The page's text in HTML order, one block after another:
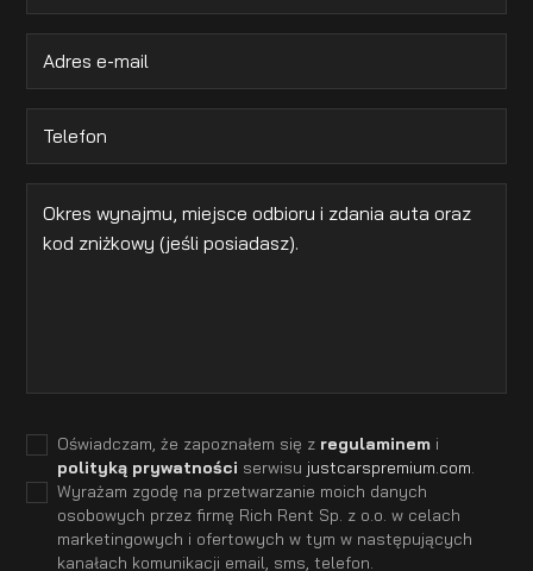
Oświadczam, że zapoznałem się z regulaminemi
polityką prywatności serwisu justcarspremium.com
Wyrażam zgodę na przetwarzanie moich danych
osobowych przez firmę Rich Rent Sp. z o.o. w celach
marketingowych i ofertowych w tym w następujących
kanałach komunikacji email, sms, telefon.